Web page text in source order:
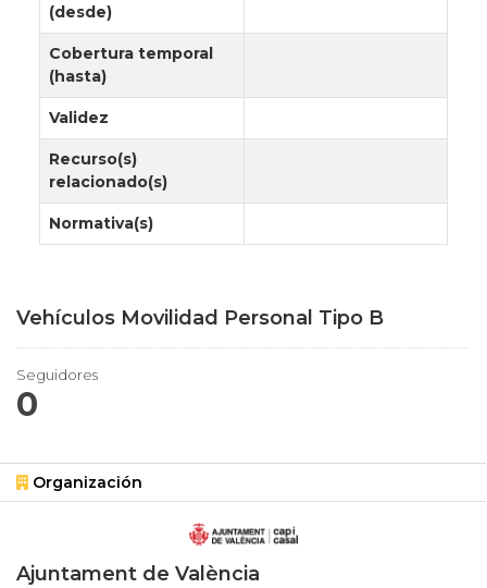
Vehículos Movilidad Personal Tipo B
Seguidores
0
Organización
Ajuntament de València
(desde)
Cobertura temporal
(hasta)
Validez
Recurso(s)
relacionado(s)
Normativa(s)